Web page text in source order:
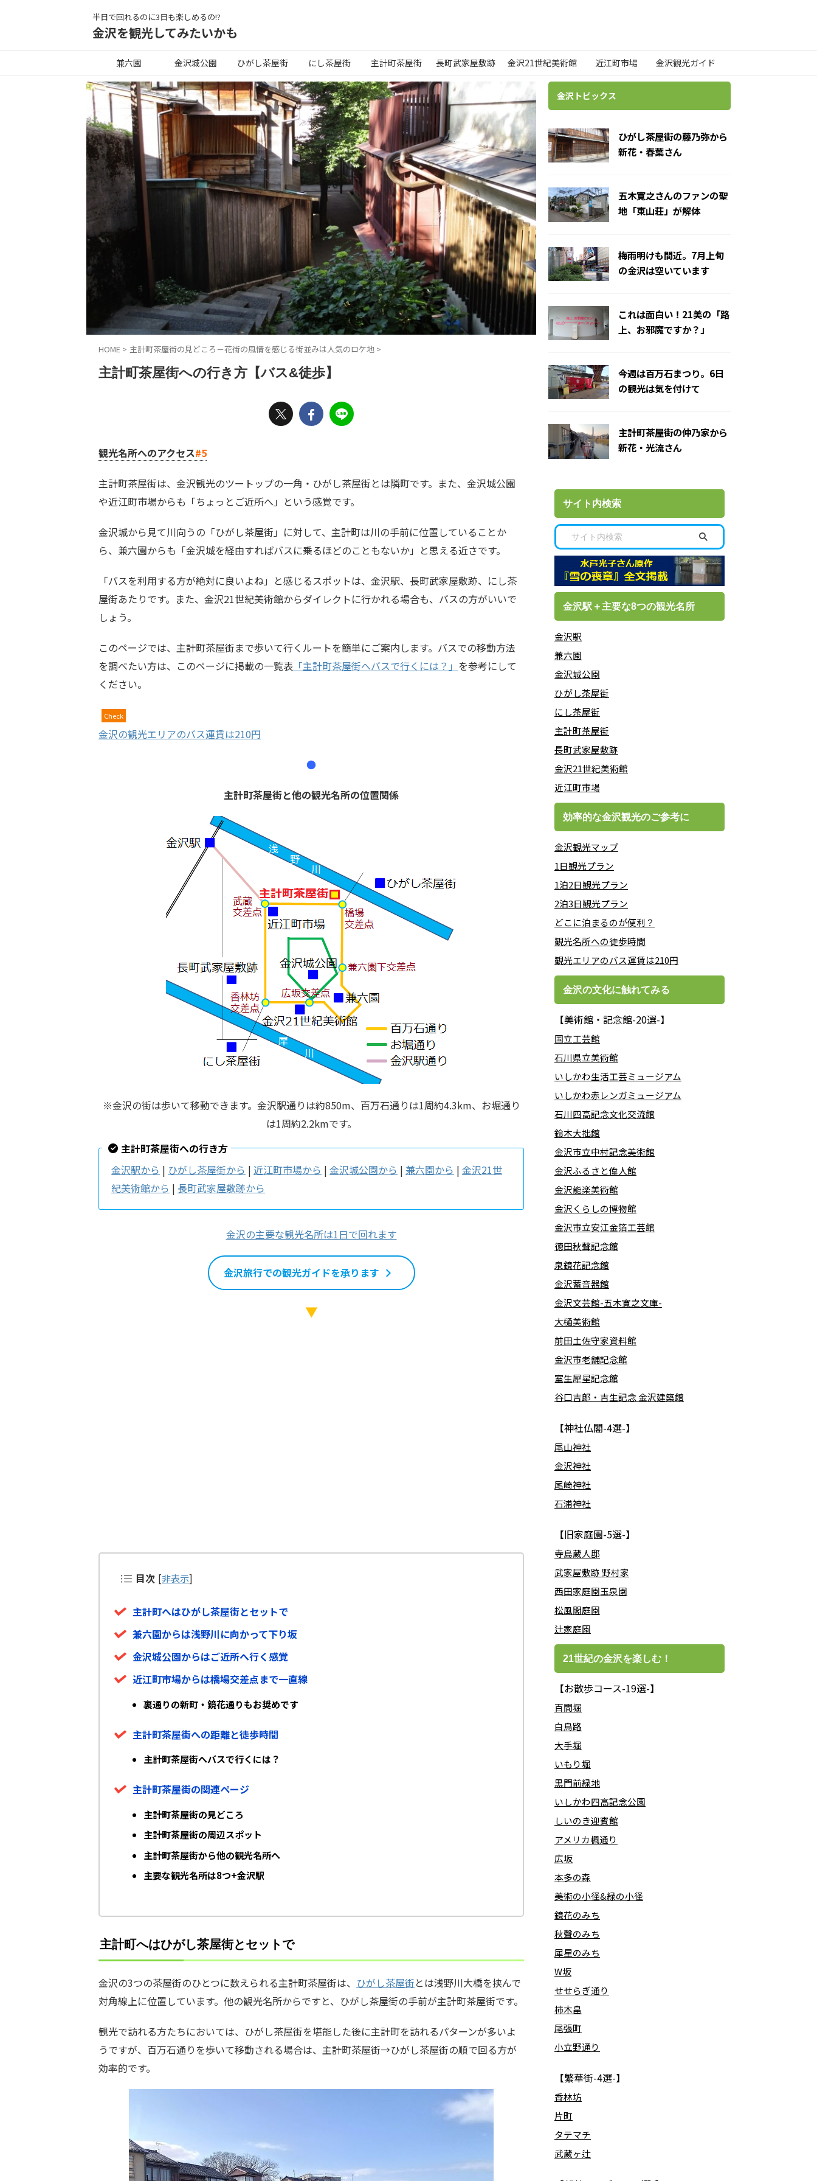
半日で回れるのに3日も楽しめるの!?
金沢を観光してみたいかも
兼六園 金沢城公園 ひがし茶屋街 にし茶屋街 主計町茶屋街 長町武家屋敷跡 金沢21世紀美術館 近江町市場 金沢観光ガイド
HOME > 主計町茶屋街の見どころ－花街の風情を感じる街並みは人気のロケ地 >
主計町茶屋街への行き方【バス&徒歩】
観光名所へのアクセス#5
主計町茶屋街は、金沢観光のツートップの一角・ひがし茶屋街とは隣町です。また、金沢城公園
や近江町市場からも「ちょっとご近所へ」という感覚です。
金沢城から見て川向うの「ひがし茶屋街」に対して、主計町は川の手前に位置していることか
ら、兼六園からも「金沢城を経由すればバスに乗るほどのこともないか」と思える近さです。
「バスを利用する方が絶対に良いよね」と感じるスポットは、金沢駅、長町武家屋敷跡、にし茶
屋街あたりです。また、金沢21世紀美術館からダイレクトに行かれる場合も、バスの方がいいで
しょう。
このページでは、主計町茶屋街まで歩いて行くルートを簡単にご案内します。バスでの移動方法
を調べたい方は、このページに掲載の一覧表 「主計町茶屋街へバスで行くには？」 を参考にして
ください。
Check
金沢の観光エリアのバス運賃は210円
●
主計町茶屋街と他の観光名所の位置関係
※金沢の街は歩いて移動できます。金沢駅通りは約850m、百万石通りは1周約4.3km、お堀通り
は1周約2.2kmです。
主計町茶屋街への行き方
金沢駅から | ひがし茶屋街から | 近江町市場から | 金沢城公園から | 兼六園から | 金沢21世
紀美術館から | 長町武家屋敷跡から
金沢の主要な観光名所は1日で回れます
金沢旅行での観光ガイドを承ります
▼
目次 [非表示]
主計町へはひがし茶屋街とセットで
兼六園からは浅野川に向かって下り坂
金沢城公園からはご近所へ行く感覚
近江町市場からは橋場交差点まで一直線
裏通りの新町・鏡花通りもお奨めです
主計町茶屋街への距離と徒歩時間
主計町茶屋街へバスで行くには？
主計町茶屋街の関連ページ
主計町茶屋街の見どころ
主計町茶屋街の周辺スポット
主計町茶屋街から他の観光名所へ
主要な観光名所は8つ+金沢駅
主計町へはひがし茶屋街とセットで
金沢の3つの茶屋街のひとつに数えられる主計町茶屋街は、 ひがし茶屋街とは浅野川大橋を挟んで
対角線上に位置しています。他の観光名所からですと、ひがし茶屋街の手前が主計町茶屋街です。
観光で訪れる方たちにおいては、ひがし茶屋街を堪能した後に主計町を訪れるパターンが多いよ
うですが、百万石通りを歩いて移動される場合は、主計町茶屋街→ひがし茶屋街の順で回る方が
効率的です。
金沢トピックス
ひがし茶屋街の藤乃弥から
新花・春葉さん
五木寛之さんのファンの聖
地「東山荘」が解体
梅雨明けも間近。7月上旬
の金沢は空いています
これは面白い！21美の「路
上、お邪魔ですか？」
今週は百万石まつり。6日
の観光は気を付けて
主計町茶屋街の仲乃家から
新花・光流さん
サイト内検索
金沢駅＋主要な8つの観光名所
金沢駅
兼六園
金沢城公園
ひがし茶屋街
にし茶屋街
主計町茶屋街
長町武家屋敷跡
金沢21世紀美術館
近江町市場
効率的な金沢観光のご参考に
金沢観光マップ
1日観光プラン
1泊2日観光プラン
2泊3日観光プラン
どこに泊まるのが便利？
観光名所への徒歩時間
観光エリアのバス運賃は210円
金沢の文化に触れてみる
【美術館・記念館-20選-】
国立工芸館
石川県立美術館
いしかわ生活工芸ミュージアム
いしかわ赤レンガミュージアム
石川四高記念文化交流館
鈴木大拙館
金沢市立中村記念美術館
金沢ふるさと偉人館
金沢能楽美術館
金沢くらしの博物館
金沢市立安江金箔工芸館
徳田秋聲記念館
泉鏡花記念館
金沢蓄音器館
金沢文芸館-五木寛之文庫-
大樋美術館
前田土佐守家資料館
金沢市老舗記念館
室生犀星記念館
谷口吉郎・吉生記念 金沢建築館
【神社仏閣-4選-】
尾山神社
金沢神社
尾崎神社
石浦神社
【旧家庭園-5選-】
寺島蔵人邸
武家屋敷跡 野村家
西田家庭園玉泉園
松風閣庭園
辻家庭園
21世紀の金沢を楽しむ！
【お散歩コース-19選-】
百間堀
白鳥路
大手堀
いもり堀
黒門前緑地
いしかわ四高記念公園
しいのき迎賓館
アメリカ楓通り
広坂
本多の森
美術の小径&緑の小径
鏡花のみち
秋聲のみち
犀星のみち
W坂
せせらぎ通り
柿木畠
尾張町
小立野通り
【繁華街-4選-】
香林坊
片町
タテマチ
武蔵ヶ辻